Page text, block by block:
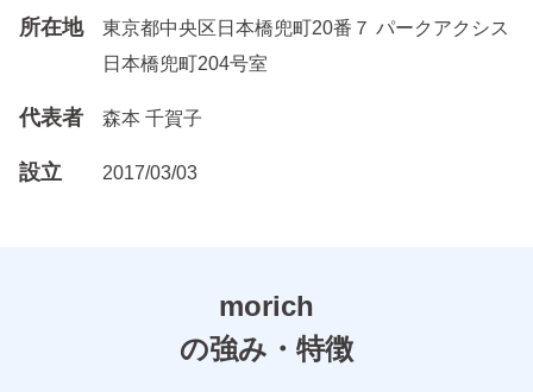
所在地
東京都中央区日本橋兜町20番７ パークアクシス
日本橋兜町204号室
代表者 森本 千賀子
設立 2017/03/03
morich
の強み・特徴